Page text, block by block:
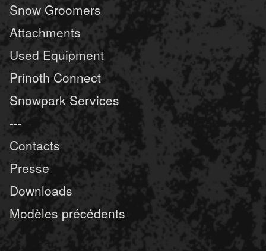
Snow Groomers
Attachments
Used Equipment
Prinoth Connect
Snowpark Services
---
Contacts
Presse
Downloads
Modèles précédents